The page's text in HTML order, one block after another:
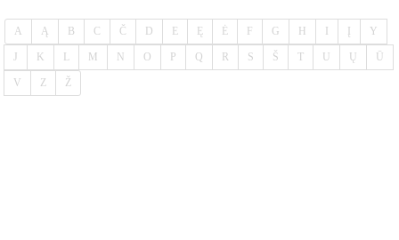
A Ą B C Č D E Ę Ė F G H Y
J K L M N O P Q R S Š T U Ų Ū
V Z Ž